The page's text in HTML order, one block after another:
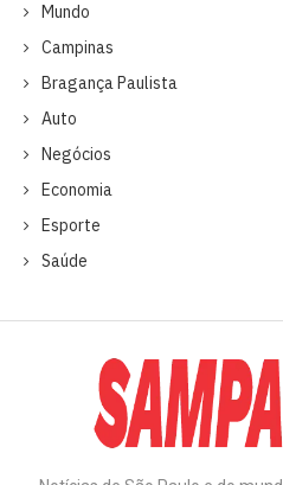
Mundo
Campinas
Bragança Paulista
Auto
Negócios
Economia
Esporte
Saúde